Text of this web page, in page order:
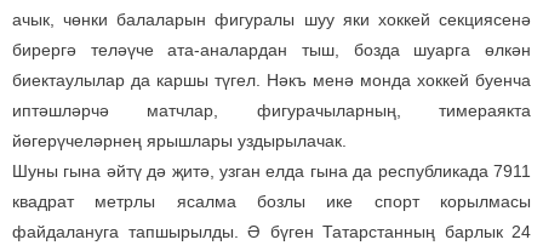
ачык, чөнки балаларын фигуралы шуу яки хоккей секциясенә
бирергә теләүче ата-аналардан тыш, бозда шуарга өлкән
биектаулылар да каршы түгел. Нәкъ менә монда хоккей буенча
иптәшләрчә матчлар, фигурачыларның, тимераякта
йөгерүчеләрнең ярышлары уздырылачак.
Шуны гына әйтү дә җитә, узган елда гына да республикада 7911
квадрат метрлы ясалма бозлы ике спорт корылмасы
файдалануга тапшырылды. Ә бүген Татарстанның барлык 24